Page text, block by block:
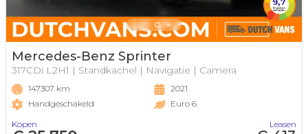
Mercedes-Benz Sprinter
317CDi L2H1 | Standkachel | Navigatie | Camera
147307 km
Handgeschakeld
2021
Euro 6
Kopen
Leasen